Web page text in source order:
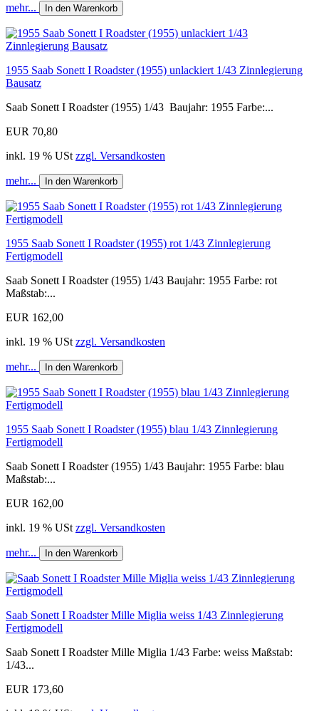
mehr... In den Warenkorb
1955 Saab Sonett I Roadster (1955) unlackiert 1/43 Zinnlegierung
Bausatz
Saab Sonett I Roadster (1955) 1/43 Baujahr: 1955 Farbe:...
EUR 70,80
inkl. 19 % USt zzgl. Versandkosten
mehr... In den Warenkorb
1955 Saab Sonett I Roadster (1955) rot 1/43 Zinnlegierung
Fertigmodell
Saab Sonett I Roadster (1955) 1/43 Baujahr: 1955 Farbe: rot
Maßstab:...
EUR 162,00
inkl. 19 % USt zzgl. Versandkosten
mehr... In den Warenkorb
1955 Saab Sonett I Roadster (1955) blau 1/43 Zinnlegierung
Fertigmodell
Saab Sonett I Roadster (1955) 1/43 Baujahr: 1955 Farbe: blau
Maßstab:...
EUR 162,00
inkl. 19 % USt zzgl. Versandkosten
mehr... In den Warenkorb
Saab Sonett I Roadster Mille Miglia weiss 1/43 Zinnlegierung
Fertigmodell
Saab Sonett I Roadster Mille Miglia 1/43 Farbe: weiss Maßstab:
1/43...
EUR 173,60